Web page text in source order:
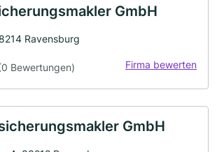
GmbH
Ravensburg
Bewertungen) Firma bewerten
GmbH